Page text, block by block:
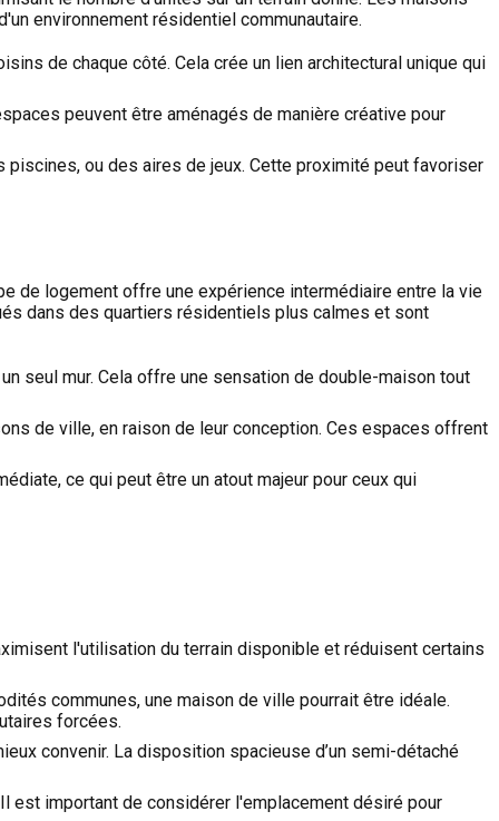
environnement résidentiel communautaire.
de chaque côté. Cela crée un lien architectural unique qui
peuvent être aménagés de manière créative pour
ou des aires de jeux. Cette proximité peut favoriser
de logement offre une expérience intermédiaire entre la vie
dans des quartiers résidentiels plus calmes et sont
seul mur. Cela offre une sensation de double-maison tout
de ville, en raison de leur conception. Ces espaces offrent
ce qui peut être un atout majeur pour ceux qui
l'utilisation du terrain disponible et réduisent certains
communes, une maison de ville pourrait être idéale.
forcées.
convenir. La disposition spacieuse d’un semi-détaché
important de considérer l'emplacement désiré pour